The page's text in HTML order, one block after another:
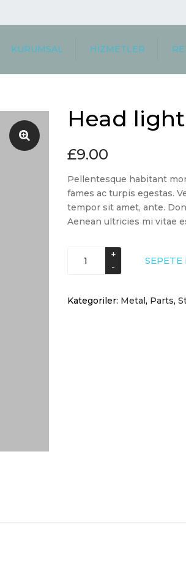
KURUMSAL
BELGELERİMİZ
HİZMETLER
DEPOLAMA
GÜMRÜKLEME
TAŞINMA REHBERI
Head light
£9.00
Pellentesque habitant
fames ac turpis egestas.
tempor sit amet, ante.
Aenean ultricies mi vitae
light
SEPETE
Kategoriler: Metal, Parts,